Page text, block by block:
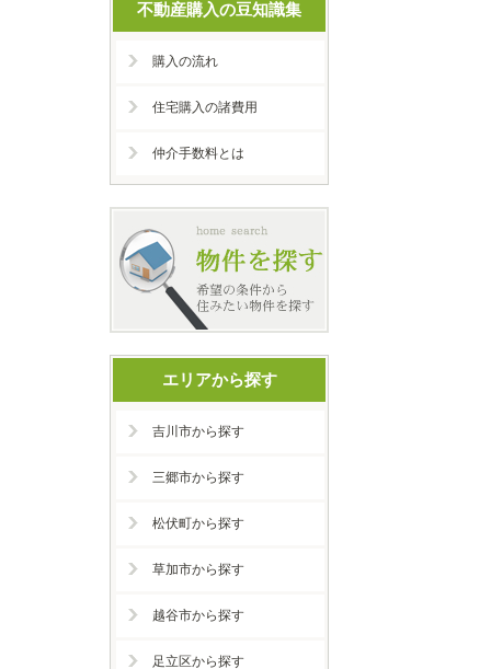
不動産購入の豆知識集
購入の流れ
住宅購入の諸費用
仲介手数料とは
エリアから探す
吉川市から探す
三郷市から探す
松伏町から探す
草加市から探す
越谷市から探す
足立区から探す